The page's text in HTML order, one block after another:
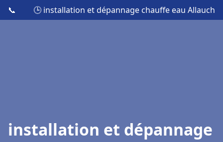
📞 🕒 installation et dépannage chauffe eau Allauch
installation et dépannage